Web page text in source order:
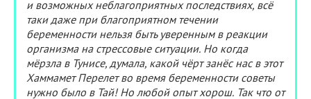
и возможных неблагоприятных последствиях, всё
таки даже при благоприятном течении
беременности нельзя быть уверенным в реакции
организма на стрессовые ситуации. Но когда
мёрзла в Тунисе, думала, какой чёрт занёс нас в этот
Хаммамет Перелет во время беременности советы
нужно было в Тай! Но любой опыт хорош. Так что от